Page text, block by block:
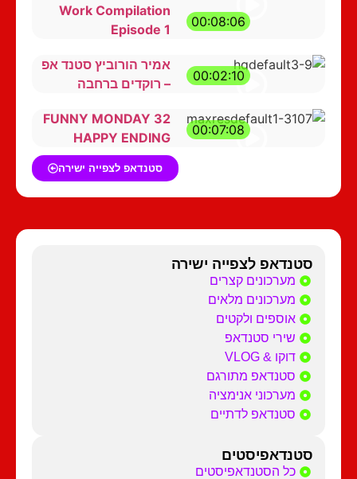
00:08:06
Work Compilation
Episode 1
00:02:10
אמיר הורוביץ סטנד אפ
– רוקדים ברחבה
00:07:08
FUNNY MONDAY 32
HAPPY ENDING
סטנדאפ לצפייה ישירה
סטנדאפ לצפייה ישירה
מערכונים קצרים
מערכונים מלאים
אוספים ולקטים
שירי סטנדאפ
דוקו & VLOG
סטנדאפ מתורגם
מערכוני אנימציה
סטנדאפ לדתיים
סטנדאפיסטים
כל הסטנדאפיסטים